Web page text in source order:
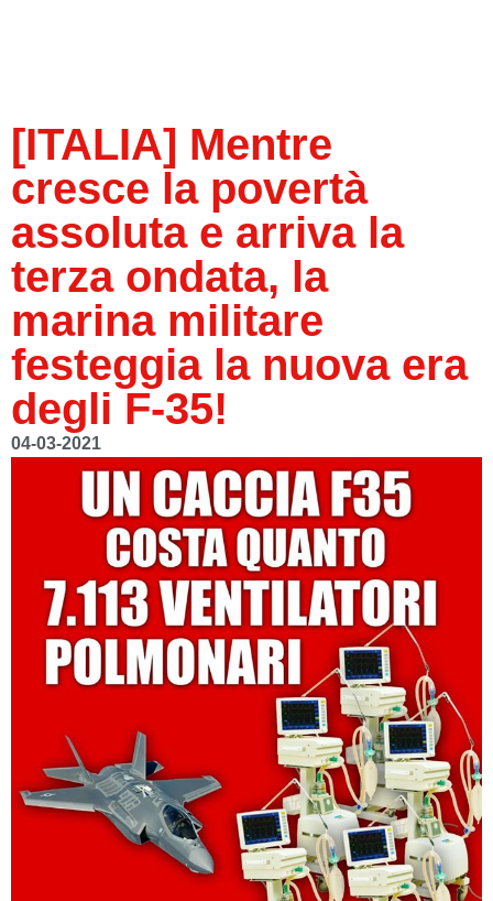
[ITALIA] Mentre
cresce la povertà
assoluta e arriva la
terza ondata, la
marina militare
festeggia la nuova era
degli F-35!
04-03-2021